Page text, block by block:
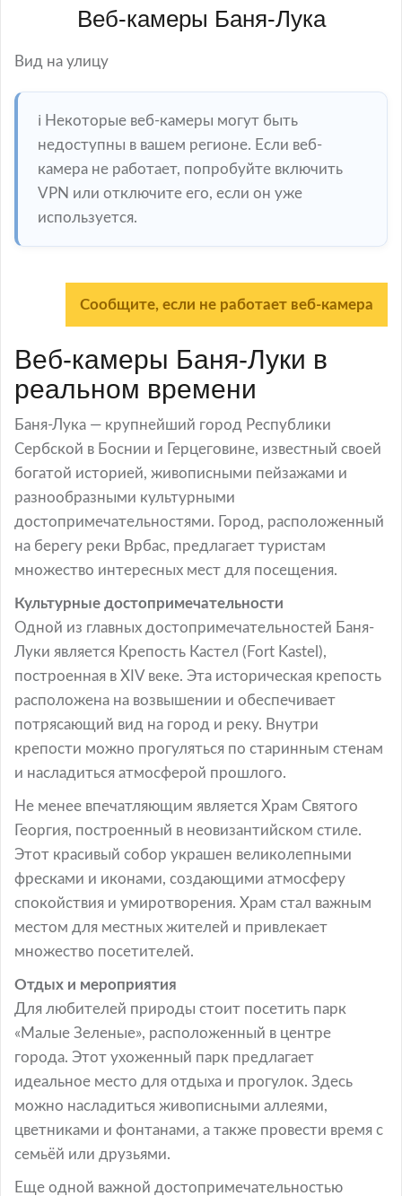
Веб-камеры Баня-Лука
Вид на улицу
ℹ️ Некоторые веб-камеры могут быть
недоступны в вашем регионе. Если веб-
камера не работает, попробуйте включить
VPN или отключите его, если он уже
используется.
Сообщите, если не работает веб-камера
Веб-камеры Баня-Луки в
реальном времени
Баня-Лука — крупнейший город Республики
Сербской в Боснии и Герцеговине, известный своей
богатой историей, живописными пейзажами и
разнообразными культурными
достопримечательностями. Город, расположенный
на берегу реки Врбас, предлагает туристам
множество интересных мест для посещения.
Культурные достопримечательности
Одной из главных достопримечательностей Баня-
Луки является Крепость Кастел (Fort Kastel),
построенная в XIV веке. Эта историческая крепость
расположена на возвышении и обеспечивает
потрясающий вид на город и реку. Внутри
крепости можно прогуляться по старинным стенам
и насладиться атмосферой прошлого.
Не менее впечатляющим является Храм Святого
Георгия, построенный в неовизантийском стиле.
Этот красивый собор украшен великолепными
фресками и иконами, создающими атмосферу
спокойствия и умиротворения. Храм стал важным
местом для местных жителей и привлекает
множество посетителей.
Отдых и мероприятия
Для любителей природы стоит посетить парк
«Малые Зеленые», расположенный в центре
города. Этот ухоженный парк предлагает
идеальное место для отдыха и прогулок. Здесь
можно насладиться живописными аллеями,
цветниками и фонтанами, а также провести время с
семьёй или друзьями.
Еще одной важной достопримечательностью